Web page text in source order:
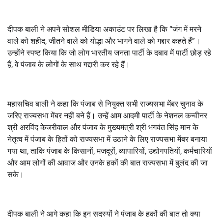
दीपक बाली ने अपने सोशल मीडिया अकाउंट पर लिखा है कि “जंग में मरने
वाले को शहीद, जीतने वाले को योद्धा और भागने वाले को गद्दार कहते हैं”।
उन्होंने स्पष्ट किया कि जो लोग भारतीय जनता पार्टी के दबाव में पार्टी छोड़ रहे
हैं, वे पंजाब के लोगों के साथ गद्दारी कर रहे हैं।
महासचिव बाली ने कहा कि पंजाब से नियुक्त सभी राज्यसभा मेंबर चुनाव के
जरिए राज्यसभा मेंबर नहीं बने हैं। उन्हें आम आदमी पार्टी के नेशनल कन्वीनर
श्री अरविंद केजरीवाल और पंजाब के मुख्यमंत्री श्री भगवंत सिंह मान के
नेतृत्व में पंजाब के हितों को राज्यसभा में उठाने के लिए राज्यसभा मेंबर बनाया
गया था, ताकि पंजाब के किसानों, मजदूरों, व्यापारियों, उद्योगपतियों, कर्मचारियों
और आम लोगों की आवाज और उनके हकों की बात राज्यसभा में बुलंद की जा
सके।
दीपक बाली ने आगे कहा कि इन सदस्यों ने पंजाब के हकों की बात तो क्या